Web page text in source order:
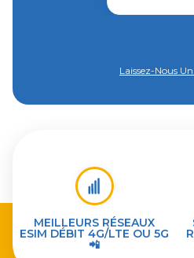
Laissez-Nous
MEILLEURS RÉSEAUX
ESIM DÉBIT 4G/LTE OU 5G
📲